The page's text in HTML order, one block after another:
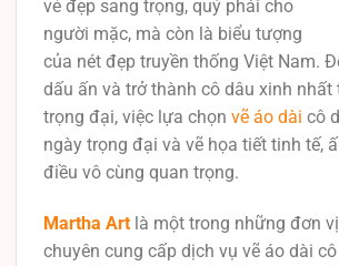
vẻ đẹp sang trọng, quý phái cho
người mặc, mà còn là biểu tượng
của nét đẹp truyền thống Việt Nam.
dấu ấn và trở thành cô dâu xinh nhất
trọng đại, việc lựa chọn vẽ áo dài cô
ngày trọng đại và vẽ họa tiết tinh tế,
điều vô cùng quan trọng.
Martha Art là một trong những đơn
chuyên cung cấp dịch vụ vẽ áo dài